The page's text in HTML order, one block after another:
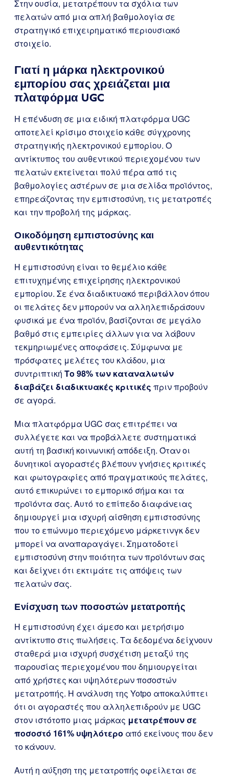
Στην ουσία, μετατρέπουν τα σχόλια των
πελατών από μια απλή βαθμολογία σε
στρατηγικό επιχειρηματικό περιουσιακό
στοιχείο.
Γιατί η μάρκα ηλεκτρονικού
εμπορίου σας χρειάζεται μια
πλατφόρμα UGC
Η επένδυση σε μια ειδική πλατφόρμα UGC
αποτελεί κρίσιμο στοιχείο κάθε σύγχρονης
στρατηγικής ηλεκτρονικού εμπορίου. Ο
αντίκτυπος του αυθεντικού περιεχομένου των
πελατών εκτείνεται πολύ πέρα από τις
βαθμολογίες αστέρων σε μια σελίδα προϊόντος,
επηρεάζοντας την εμπιστοσύνη, τις μετατροπές
και την προβολή της μάρκας.
Οικοδόμηση εμπιστοσύνης και
αυθεντικότητας
Η εμπιστοσύνη είναι το θεμέλιο κάθε
επιτυχημένης επιχείρησης ηλεκτρονικού
εμπορίου. Σε ένα διαδικτυακό περιβάλλον όπου
οι πελάτες δεν μπορούν να αλληλεπιδράσουν
φυσικά με ένα προϊόν, βασίζονται σε μεγάλο
βαθμό στις εμπειρίες άλλων για να λάβουν
τεκμηριωμένες αποφάσεις. Σύμφωνα με
πρόσφατες μελέτες του κλάδου, μια
συντριπτική Το 98% των καταναλωτών
διαβάζει διαδικτυακές κριτικές πριν προβούν
σε αγορά.
Μια πλατφόρμα UGC σας επιτρέπει να
συλλέγετε και να προβάλλετε συστηματικά
αυτή τη βασική κοινωνική απόδειξη. Όταν οι
δυνητικοί αγοραστές βλέπουν γνήσιες κριτικές
και φωτογραφίες από πραγματικούς πελάτες,
αυτό επικυρώνει το εμπορικό σήμα και τα
προϊόντα σας. Αυτό το επίπεδο διαφάνειας
δημιουργεί μια ισχυρή αίσθηση εμπιστοσύνης
που το επώνυμο περιεχόμενο μάρκετινγκ δεν
μπορεί να αναπαραγάγει. Σηματοδοτεί
εμπιστοσύνη στην ποιότητα των προϊόντων σας
και δείχνει ότι εκτιμάτε τις απόψεις των
πελατών σας.
Ενίσχυση των ποσοστών μετατροπής
Η εμπιστοσύνη έχει άμεσο και μετρήσιμο
αντίκτυπο στις πωλήσεις. Τα δεδομένα δείχνουν
σταθερά μια ισχυρή συσχέτιση μεταξύ της
παρουσίας περιεχομένου που δημιουργείται
από χρήστες και υψηλότερων ποσοστών
μετατροπής. Η ανάλυση της Yotpo αποκαλύπτει
ότι οι αγοραστές που αλληλεπιδρούν με UGC
στον ιστότοπο μιας μάρκας μετατρέπουν σε
ποσοστό 161% υψηλότερο από εκείνους που δεν
το κάνουν.
Αυτή η αύξηση της μετατροπής οφείλεται σε